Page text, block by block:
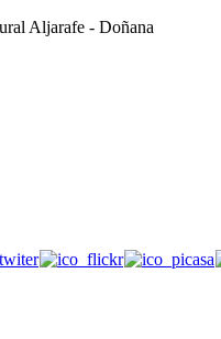
Aljarafe - Doñana